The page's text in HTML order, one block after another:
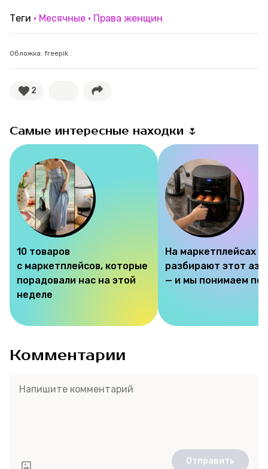
Теги Месячные Права женщин
Обложка: freepik
2
Самые интересные находки 🌷
10 товаров
с маркетплейсов, которые
порадовали нас на этой
неделе
На маркетплейсах
разбирают этот
— и мы понимаем
Комментарии
Отправить